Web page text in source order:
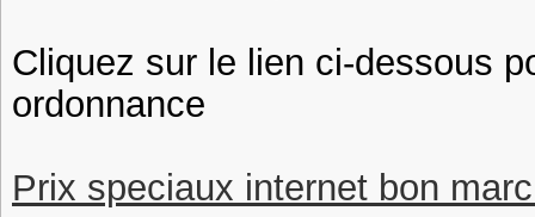
Cliquez sur le lien ci-dessous
ordonnance
Prix speciaux internet bon